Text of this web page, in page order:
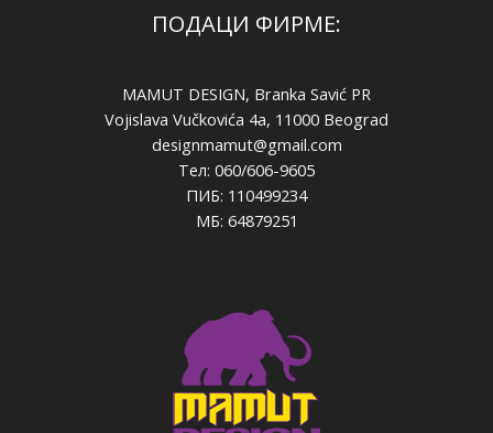
ПОДАЦИ ФИРМЕ:
MAMUT DESIGN, Branka Savić PR
Vojislava Vučkovića 4a, 11000 Beograd
designmamut@gmail.com
Тел: 060/606-9605
ПИБ: 110499234
МБ: 64879251